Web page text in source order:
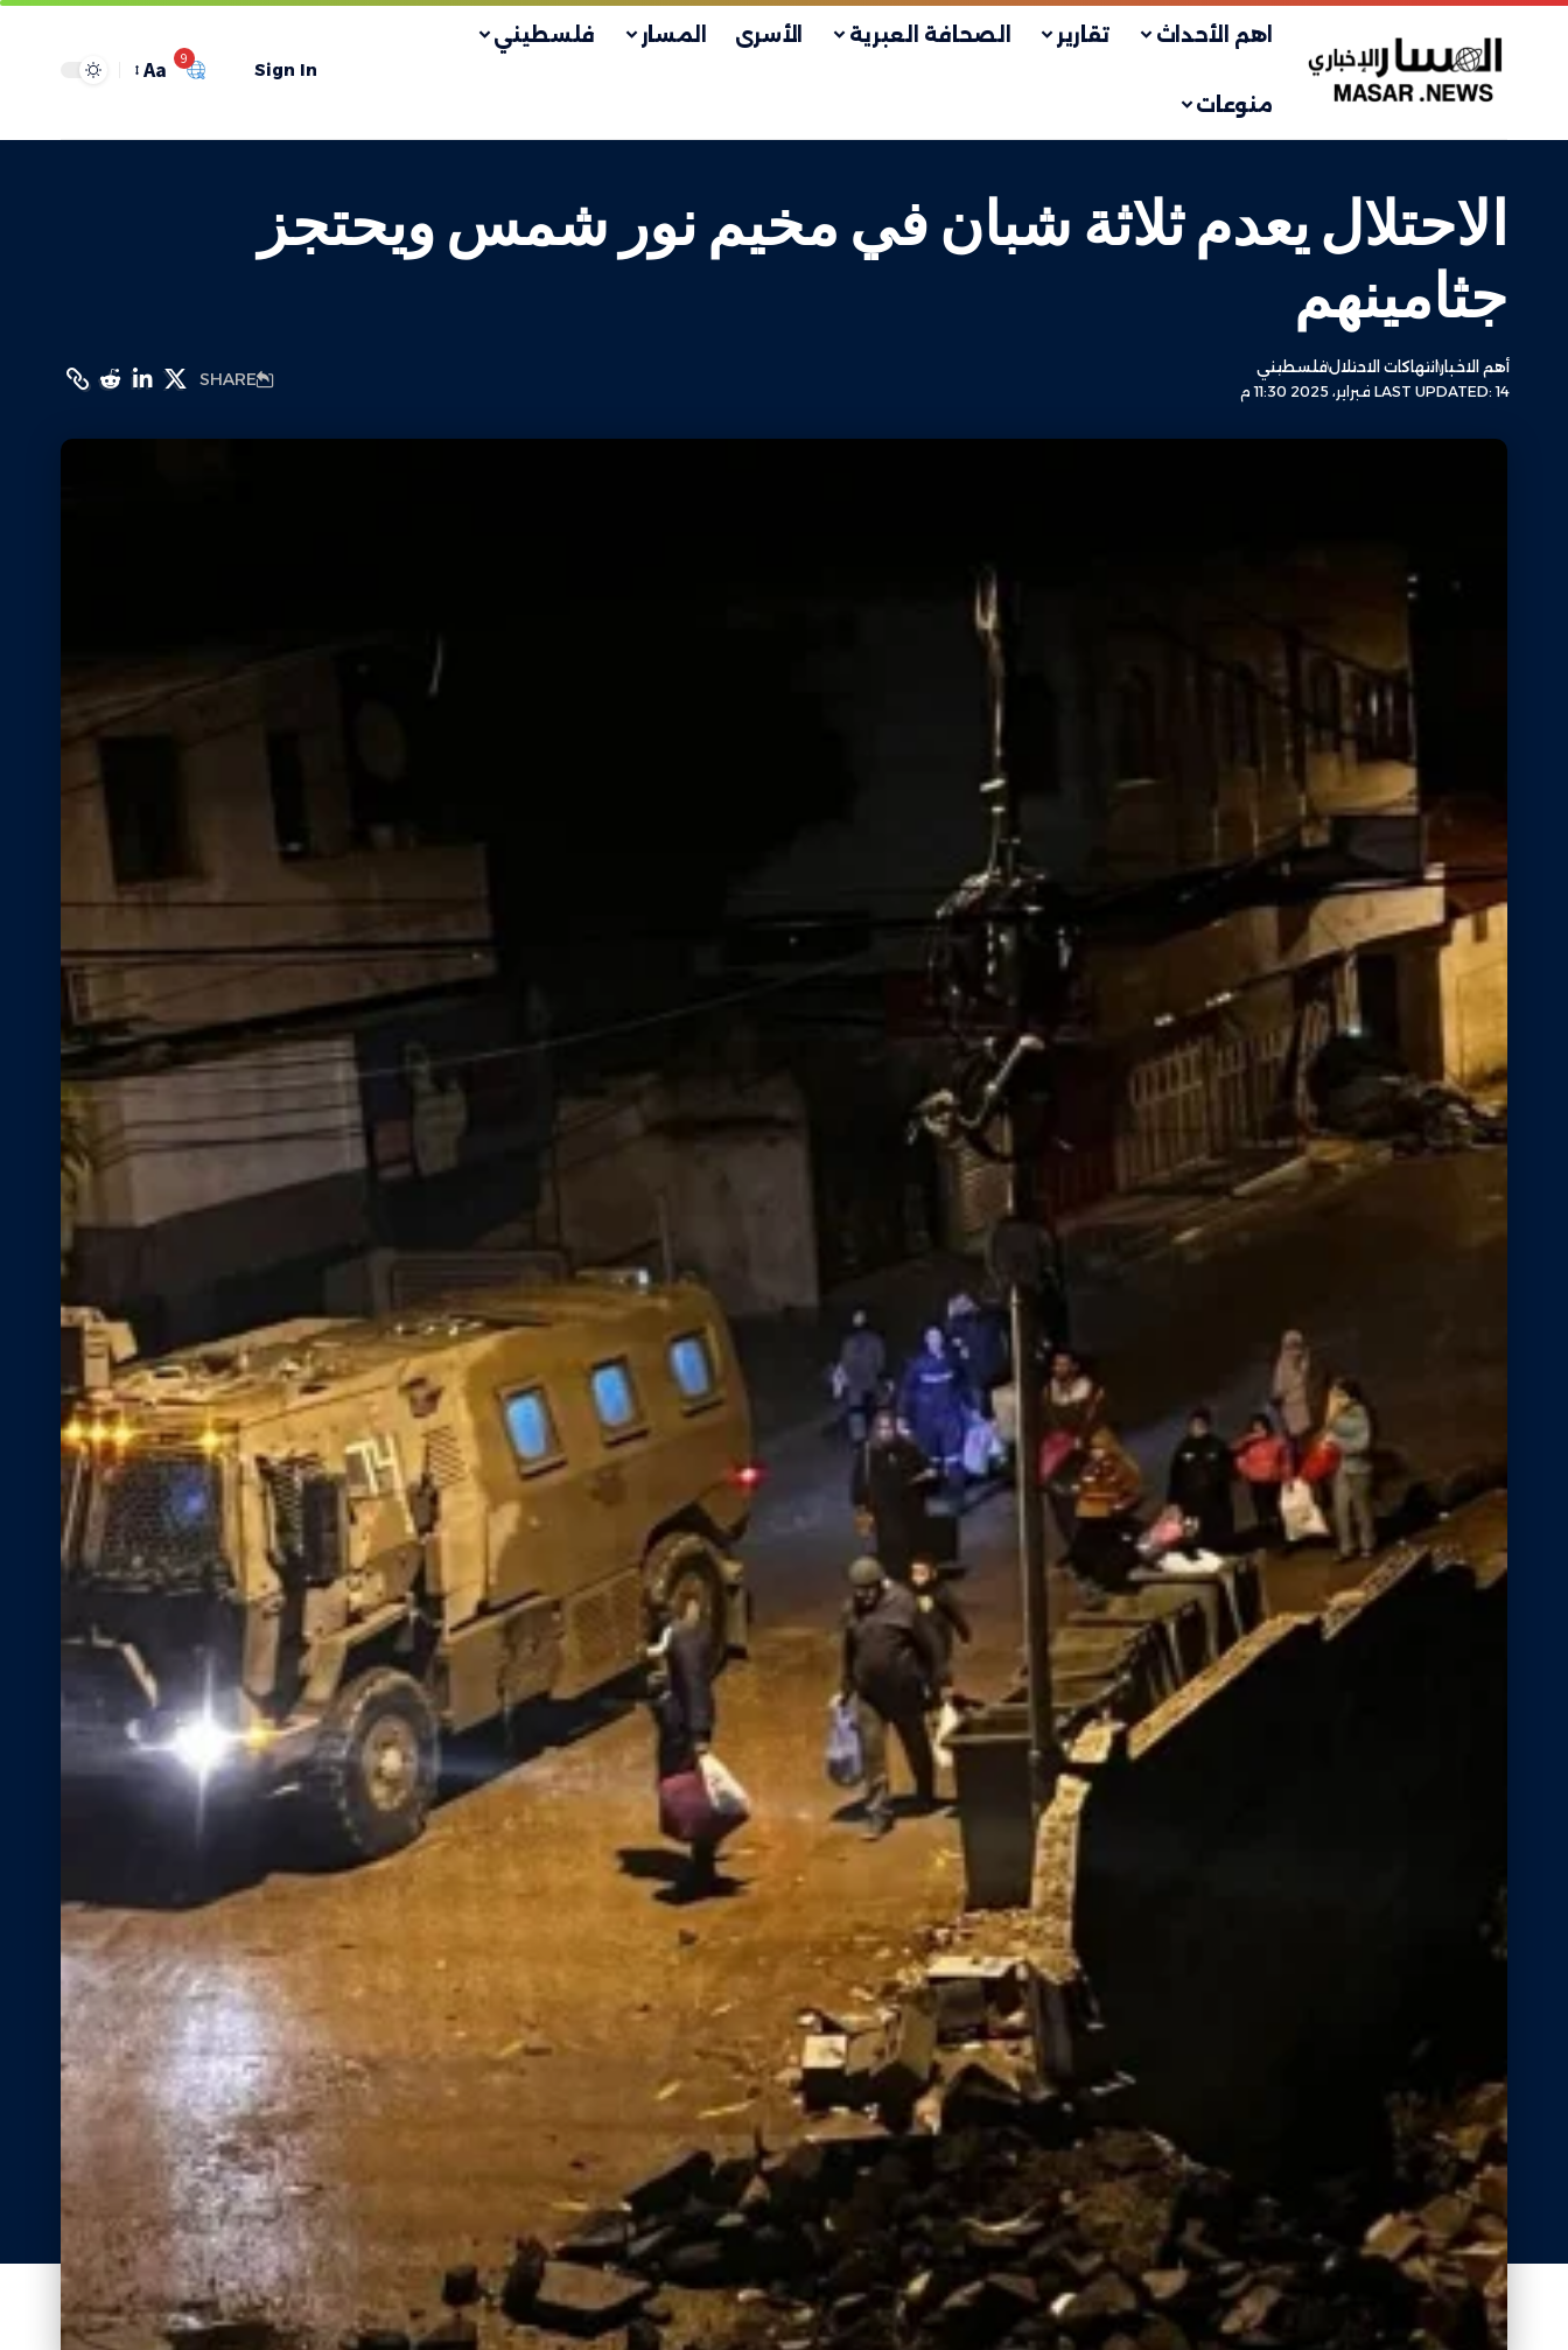
اهم الأحداث تقارير الصحافة العبرية الأسرى المسار فلسطيني
منوعات
Sign In
9
Aa
الاحتلال يعدم ثلاثة شبان في مخيم نور شمس ويحتجز
جثامينهم
LAST UPDATED: 14 فبراير، 2025 11:30 م
أهم الاخبارانتهاكات الاحتلالفلسطيني
SHARE